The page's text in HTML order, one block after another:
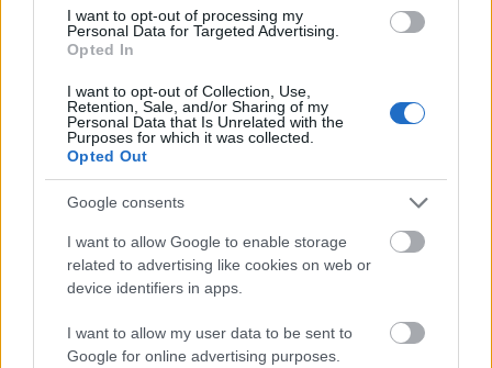
I want to opt-out of processing my
Personal Data for Targeted Advertising.
Opted In
I want to opt-out of Collection, Use,
Retention, Sale, and/or Sharing of my
Personal Data that Is Unrelated with the
Purposes for which it was collected.
Opted Out
Google consents
I want to allow Google to enable storage
related to advertising like cookies on web or
device identifiers in apps.
I want to allow my user data to be sent to
Google for online advertising purposes.
GLORYHAMMER